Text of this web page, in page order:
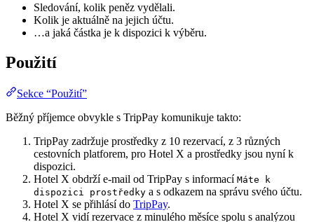
Sledování, kolik peněz vydělali.
Kolik je aktuálně na jejich účtu.
…a jaká částka je k dispozici k výběru.
Použití
Sekce “Použití”
Běžný příjemce obvykle s TripPay komunikuje takto:
TripPay zadržuje prostředky z 10 rezervací, z 3 různých
cestovních platforem, pro Hotel X a prostředky jsou nyní k
dispozici.
Hotel X obdrží e-mail od TripPay s informací Máte k
dispozici prostředky a s odkazem na správu svého účtu.
Hotel X se přihlásí do TripPay.
Hotel X vidí rezervace z minulého měsíce spolu s analýzou